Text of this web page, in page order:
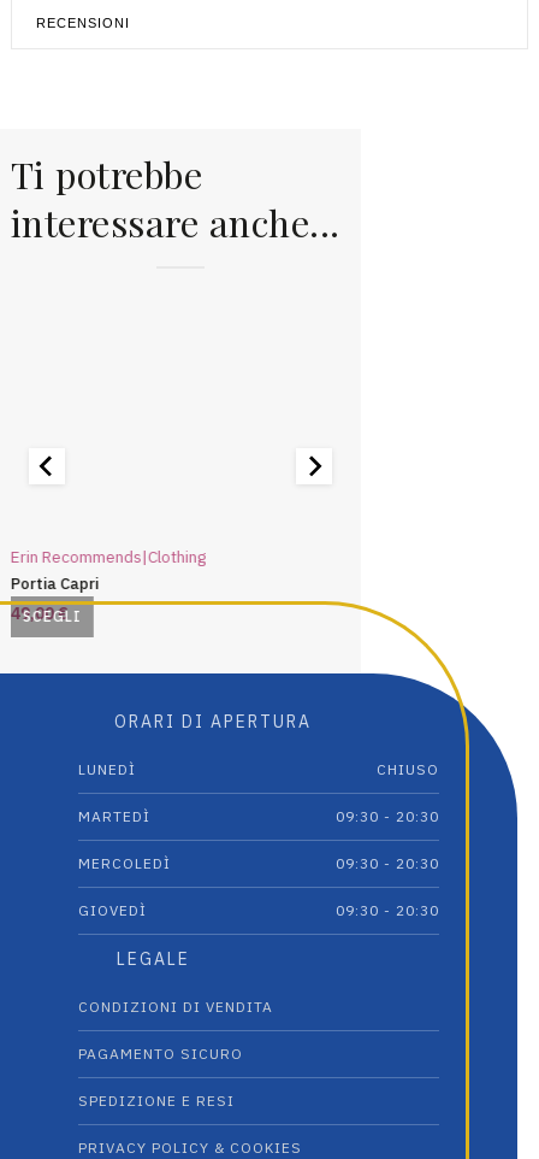
RECENSIONI
Ti potrebbe
interessare anche...
SCEGLI
prodotto
Erin Recommends|Clothing
Portia Capri
49,00€ SCEGLI
prodotto
opzioni
essere
scelte
nella
pagina
63,00
ORARI DI APERTURA
LUNEDÌ CHIUSO
MARTEDÌ 09:30 - 20:30
MERCOLEDÌ 09:30 - 20:30
GIOVEDÌ 09:30 - 20:30
LEGALE
CONDIZIONI DI VENDITA
PAGAMENTO SICURO
SPEDIZIONE E RESI
PRIVACY POLICY & COOKIES